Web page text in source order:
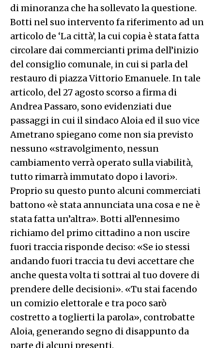
di minoranza che ha sollevato la questione.
Botti nel suo intervento fa riferimento ad un
articolo de ‘La città’, la cui copia è stata fatta
circolare dai commercianti prima dell’inizio
del consiglio comunale, in cui si parla del
restauro di piazza Vittorio Emanuele. In tale
articolo, del 27 agosto scorso a firma di
Andrea Passaro, sono evidenziati due
passaggi in cui il sindaco Aloia ed il suo vice
Ametrano spiegano come non sia previsto
nessuno «stravolgimento, nessun
cambiamento verrà operato sulla viabilità,
tutto rimarrà immutato dopo i lavori».
Proprio su questo punto alcuni commerciati
battono «è stata annunciata una cosa e ne è
stata fatta un’altra». Botti all’ennesimo
richiamo del primo cittadino a non uscire
fuori traccia risponde deciso: «Se io stessi
andando fuori traccia tu devi accettare che
anche questa volta ti sottrai al tuo dovere di
prendere delle decisioni». «Tu stai facendo
un comizio elettorale e tra poco sarò
costretto a toglierti la parola», controbatte
Aloia, generando segno di disappunto da
parte di alcuni presenti.